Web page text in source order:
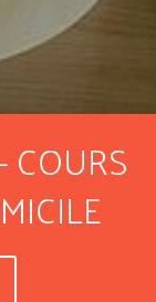
COURS